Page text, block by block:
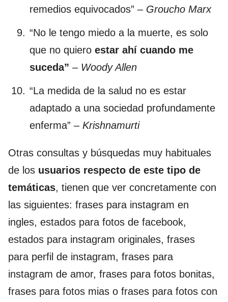
remedios equivocados” – Groucho Marx
“No le tengo miedo a la muerte, es solo
que no quiero estar ahí cuando me
suceda” – Woody Allen
“La medida de la salud no es estar
adaptado a una sociedad profundamente
enferma” – Krishnamurti
Otras consultas y búsquedas muy habituales
de los usuarios respecto de este tipo de
temáticas, tienen que ver concretamente con
las siguientes: frases para instagram en
ingles, estados para fotos de facebook,
estados para instagram originales, frases
para perfil de instagram, frases para
instagram de amor, frases para fotos bonitas,
frases para fotos mias o frases para fotos con